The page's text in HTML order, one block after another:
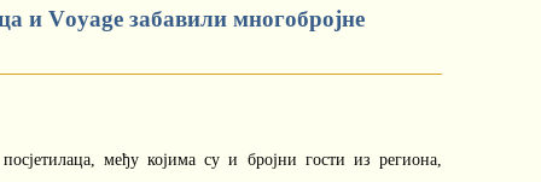
и Vоyаgе забавили многобројне
међу којима су и бројни гости из региона,